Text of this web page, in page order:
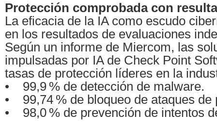
Protección comprobada con
La eficacia de la IA como escudo
en los resultados de evaluaciones
Según un informe de Miercom, las
impulsadas por IA de Check Point
tasas de protección líderes en la
• 99,9 % de detección de malware.
• 99,74 % de bloqueo de ataques de
• 98,0 % de prevención de intentos